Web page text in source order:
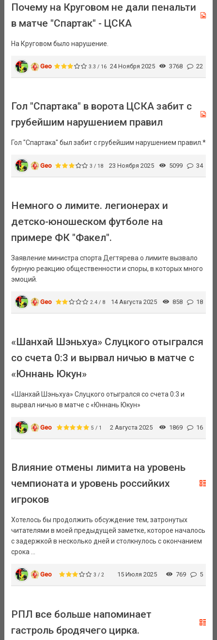
Почему на Круговом не дали пенальти
в матче "Спартак" - ЦСКА
На Круговом было нарушение.
Geo 3.3 / 16 24 Ноября 2025 3768 22
Гол "Спартака" в ворота ЦСКА забит с
грубейшим нарушением правил
Гол "Спартака" был забит с грубейшим нарушением правил.*
Geo 3 / 18 23 Ноября 2025 5099 34
Немного о лимите. легионерах и
детско-юношеском футболе на
примере ФК "Факел".
Заявление министра спорта Дегтярева о лимите вызвало
бурную реакцию общественности и споры, в которых много
эмоций.
Geo 2.4 / 8 14 Августа 2025 858 18
«Шанхай Шэньхуа» Слуцкого отыгрался
со счета 0:3 и вырвал ничью в матче с
«Юннань Юкун»
«Шанхай Шэньхуа» Слуцкого отыгрался со счета 0:3 и
вырвал ничью в матче с «Юннань Юкун»
Geo 5 / 1 2 Августа 2025 1869 16
Влияние отмены лимита на уровень
чемпионата и уровень российких
игроков
Хотелось бы продолжить обсуждение тем, затронутых
читателями в моей предыдущей заметке, которое началось
с задержкой в несколько дней и столкнулось с окончанием
срока ...
Geo 3 / 2 15 Июля 2025 769 5
РПЛ все больше напоминает
гастроль бродячего цирка.